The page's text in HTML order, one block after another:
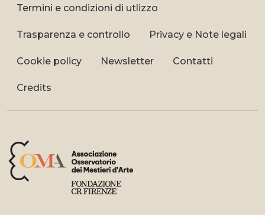
Termini e condizioni di utlizzo
Trasparenza e controllo Privacy e Note legali
Cookie policy Newsletter Contatti
Credits